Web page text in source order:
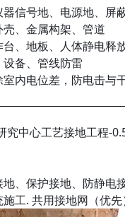
器信号地、电源地、屏
壳、金属构架、管道
台、地板、人体静电释
设备、管线防雷
室内电位差，防电击与
究中心工艺接地工程-
、保护接地、防静电
工. 共用接地网（优先